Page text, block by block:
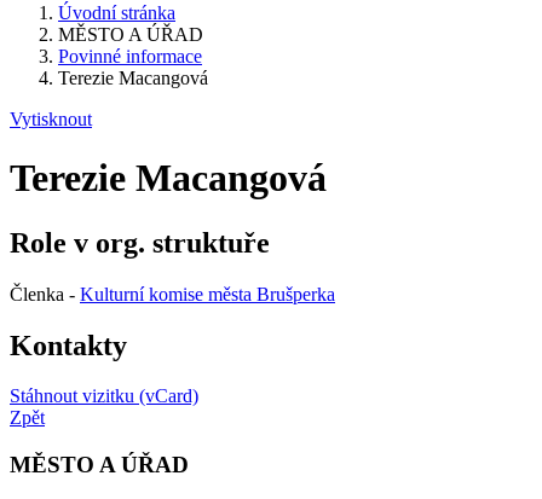
Úvodní stránka
MĚSTO A ÚŘAD
Povinné informace
Terezie Macangová
Vytisknout
Terezie Macangová
Role v org. struktuře
Členka - Kulturní komise města Brušperka
Kontakty
Stáhnout vizitku (vCard)
Zpět
MĚSTO A ÚŘAD